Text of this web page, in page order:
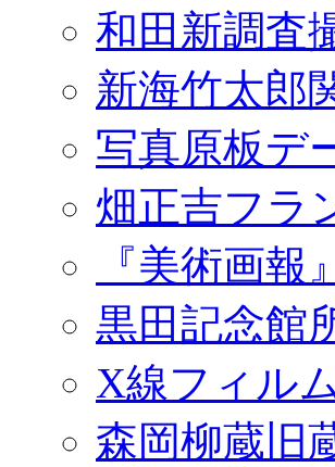
和田新調査
新海竹太郎
写真原板デ
畑正吉フラ
『美術画
黒田記念館
X線フィル
森岡柳蔵旧